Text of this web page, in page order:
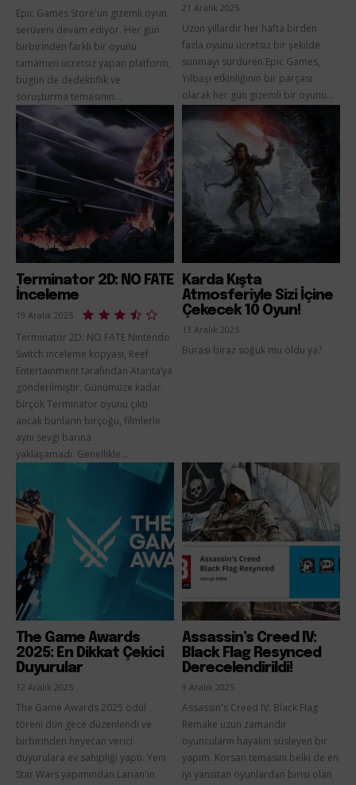
Epic Games Store'un gizemli oyun
serüveni devam ediyor. Her gün
birbirinden farklı bir oyunu
tamamen ücretsiz yapan platform,
bugün de dedektiflik ve
soruşturma temasının...
21 Aralık 2025
Uzun yıllardır her hafta birden
fazla oyunu ücretsiz bir şekilde
sunmayı sürdüren Epic Games,
Yılbaşı etkinliğinin bir parçası
olarak her gün gizemli bir oyunu...
Terminator 2D: NO FATE
İnceleme
19 Aralık 2025
Terminator 2D: NO FATE Nintendo
Switch inceleme kopyası, Reef
Entertainment tarafından Atarita’ya
gönderilmiştir. Günümüze kadar
birçok Terminator oyunu çıktı
ancak bunların birçoğu, filmlerle
aynı sevgi barına
yaklaşamadı. Genellikle...
Karda Kışta
Atmosferiyle Sizi İçine
Çekecek 10 Oyun!
13 Aralık 2025
Burası biraz soğuk mu oldu ya?
The Game Awards
2025: En Dikkat Çekici
Duyurular
12 Aralık 2025
The Game Awards 2025 ödül
töreni dün gece düzenlendi ve
birbirinden heyecan verici
duyurulara ev sahipliği yaptı. Yeni
Star Wars yapımından Larian'ın
Assassin’s Creed IV:
Black Flag Resynced
Derecelendirildi!
9 Aralık 2025
Assassin's Creed IV: Black Flag
Remake uzun zamandır
oyuncuların hayalini süsleyen bir
yapım. Korsan temasını belki de en
iyi yansıtan oyunlardan birisi olan